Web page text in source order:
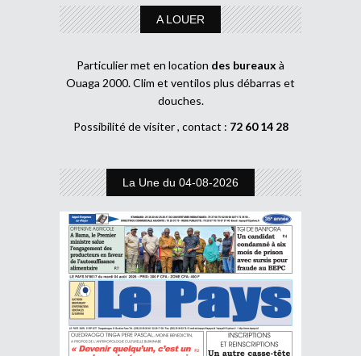
A LOUER
Particulier met en location des bureaux à
Ouaga 2000. Clim et ventilos plus débarras et
douches.
Possibilité de visiter , contact : 72 60 14 28
La Une du 04-08-2026